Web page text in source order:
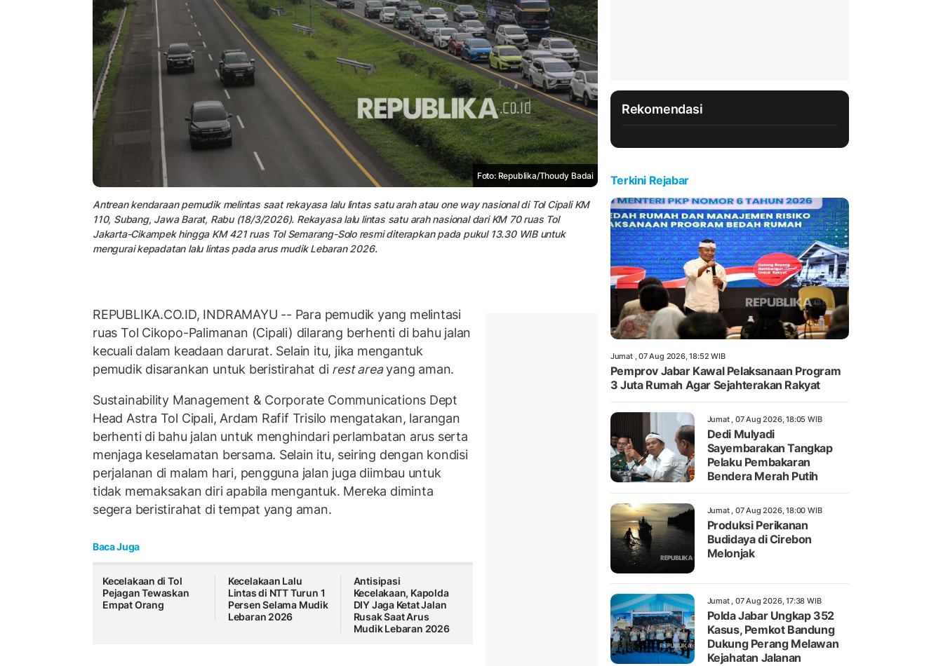
Foto: Republika/Thoudy Badai
Antrean kendaraan pemudik melintas saat rekayasa lalu lintas satu arah atau one way nasional di Tol Cipali KM
110, Subang, Jawa Barat, Rabu (18/3/2026). Rekayasa lalu lintas satu arah nasional dari KM 70 ruas Tol
Jakarta-Cikampek hingga KM 421 ruas Tol Semarang-Solo resmi diterapkan pada pukul 13.30 WIB untuk
mengurai kepadatan lalu lintas pada arus mudik Lebaran 2026.
REPUBLIKA.CO.ID, INDRAMAYU -- Para pemudik yang melintasi
ruas Tol Cikopo-Palimanan (Cipali) dilarang berhenti di bahu jalan
kecuali dalam keadaan darurat. Selain itu, jika mengantuk
pemudik disarankan untuk beristirahat di rest areayang aman.
Sustainability Management & Corporate Communications Dept
Head Astra Tol Cipali, Ardam Rafif Trisilo mengatakan, larangan
berhenti di bahu jalan untuk menghindari perlambatan arus serta
menjaga keselamatan bersama. Selain itu, seiring dengan kondisi
perjalanan di malam hari, pengguna jalan juga diimbau untuk
tidak memaksakan diri apabila mengantuk. Mereka diminta
segera beristirahat di tempat yang aman.
Baca Juga
Kecelakaan di Tol
Pejagan Tewaskan
Empat Orang
Kecelakaan Lalu
Lintas di NTT Turun 1
Persen Selama Mudik
Lebaran 2026
Antisipasi
Kecelakaan, Kapolda
DIY Jaga Ketat Jalan
Rusak Saat Arus
Mudik Lebaran 2026
Rekomendasi
Terkini Rejabar
Jumat , 07 Aug 2026, 18:52 WIB
Pemprov Jabar Kawal Pelaksanaan Program
3 Juta Rumah Agar Sejahterakan Rakyat
Jumat , 07 Aug 2026, 18:05 WIB
Dedi Mulyadi
Sayembarakan Tangkap
Pelaku Pembakaran
Bendera Merah Putih
Jumat , 07 Aug 2026, 18:00 WIB
Produksi Perikanan
Budidaya di Cirebon
Melonjak
Jumat , 07 Aug 2026, 17:38 WIB
Polda Jabar Ungkap 352
Kasus, Pemkot Bandung
Dukung Perang Melawan
Kejahatan Jalanan